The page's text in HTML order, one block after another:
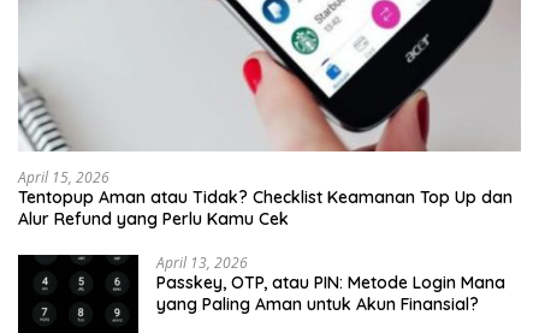
April 15, 2026
Tentopup Aman atau Tidak? Checklist Keamanan Top Up dan
Alur Refund yang Perlu Kamu Cek
April 13, 2026
Passkey, OTP, atau PIN: Metode Login Mana
yang Paling Aman untuk Akun Finansial?